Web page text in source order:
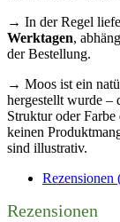
→ In der Regel
Werktagen,
der Bestellung.
→ Moos ist ein
hergestellt wurde –
Struktur oder Farbe
keinen
sind illustrativ.
Rezensionen
Rezensionen